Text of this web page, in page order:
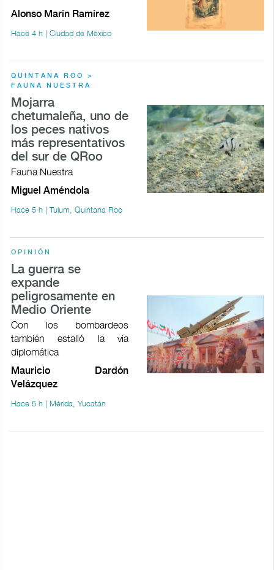
Alonso Marín Ramírez
Hace 4 h | Ciudad de México
QUINTANA ROO >
FAUNA NUESTRA
Mojarra
chetumaleña, uno de
los peces nativos
más representativos
del sur de QRoo
Fauna Nuestra
Miguel Améndola
Hace 5 h | Tulum, Quintana Roo
OPINIÓN
La guerra se
expande
peligrosamente en
Medio Oriente
Con los bombardeos
también estalló la vía
diplomática
Mauricio Dardón
Velázquez
Hace 5 h | Mérida, Yucatán